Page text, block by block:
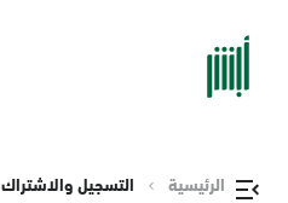
الرئيسية التسجيل والاشتراك